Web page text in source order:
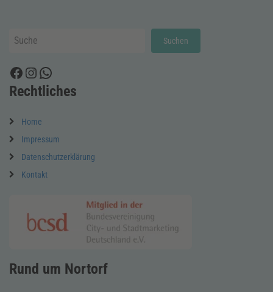
Suchen
Suchen
Facebook
Instagram
WhatsApp
Rechtliches
Home
Impressum
Datenschutzerklärung
Kontakt
Rund um Nortorf